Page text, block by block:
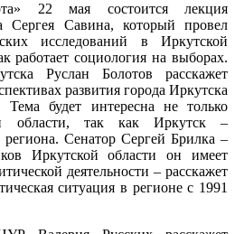
22 мая состоится лекция
Сергея Савина, который провел
исследований в Иркутской
работает социология на выборах.
Руслан Болотов расскажет
развития города Иркутска
будет интересна не только
области, так как Иркутск –
Сенатор Сергей Брилка –
Иркутской области он имеет
деятельности – расскажет
ситуация в регионе с 1991